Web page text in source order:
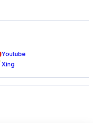
Youtube
Xing